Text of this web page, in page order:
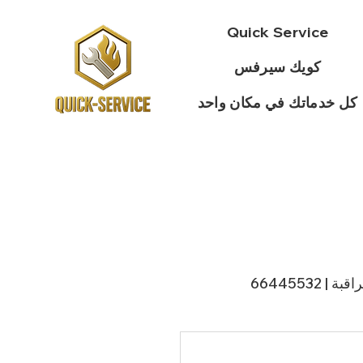
Quick Service
كويك سيرفس
كل خدماتك في مكان واحد